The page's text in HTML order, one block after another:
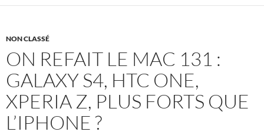
NON CLASSÉ
ON REFAIT LE MAC 131 :
GALAXY S4, HTC ONE,
XPERIA Z, PLUS FORTS QUE
L’IPHONE ?